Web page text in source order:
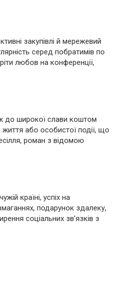
закупівлі й мережевий
серед побратимів по
любов на конференції,
до широкої слави коштом
життя або особистої події, що
роман з відомою
країні, успіх на
подарунок здалеку,
соціальних зв’язків з